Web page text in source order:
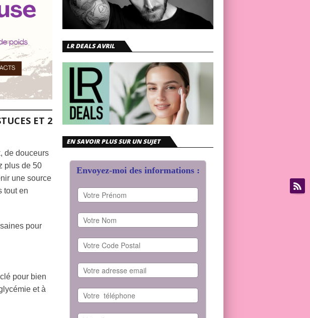
ET 2
de douceurs
plus de 50
une source
tout en
pour
pour bien
et à
LR DEALS AVRIL
EN SAVOIR PLUS SUR UN SUJET
Envoyez-moi des informations :